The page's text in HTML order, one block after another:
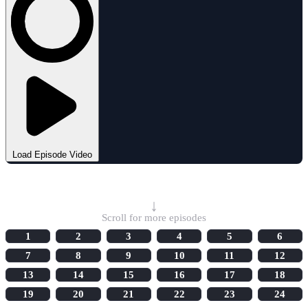
Load Episode Video
↓
Scroll for more episodes
1
2 3 4 5
6
7
8 9 10 11
12
13
14 15 16 17
18
19
20 21 22 23
24